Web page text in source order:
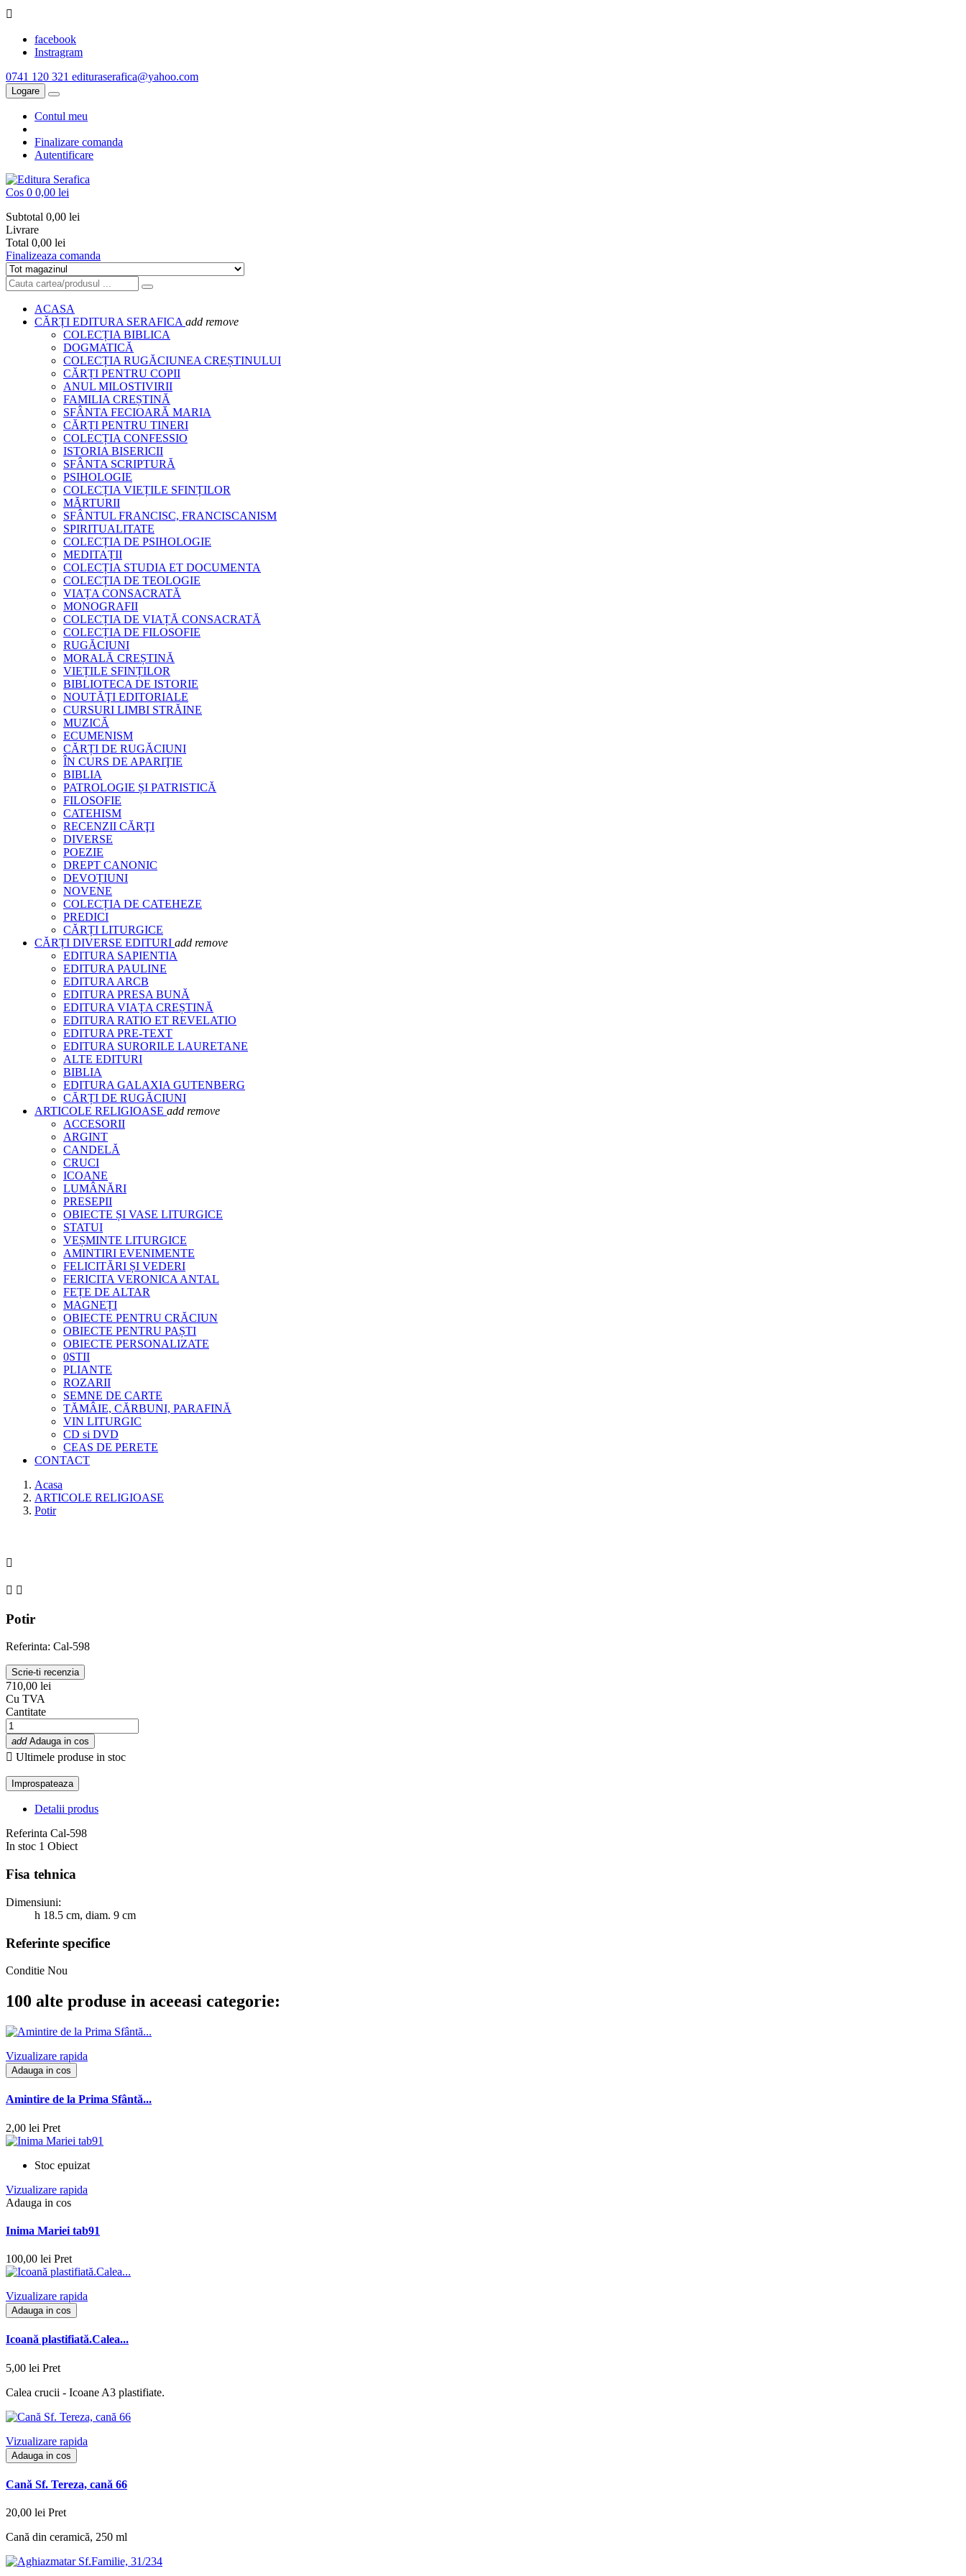

facebook
Instragram
0741 120 321 edituraserafica@yahoo.com
Logare
Contul meu
Finalizare comanda
Autentificare
Cos 0 0,00 lei
Subtotal 0,00 lei
Livrare
Total 0,00 lei
Finalizeaza comanda
ACASA
CĂRȚI EDITURA SERAFICA add remove
COLECȚIA BIBLICA
DOGMATICĂ
COLECȚIA RUGĂCIUNEA CREȘTINULUI
CĂRȚI PENTRU COPII
ANUL MILOSTIVIRII
FAMILIA CREȘTINĂ
SFÂNTA FECIOARĂ MARIA
CĂRȚI PENTRU TINERI
COLECȚIA CONFESSIO
ISTORIA BISERICII
SFÂNTA SCRIPTURĂ
PSIHOLOGIE
COLECȚIA VIEȚILE SFINȚILOR
MĂRTURII
SFÂNTUL FRANCISC, FRANCISCANISM
SPIRITUALITATE
COLECȚIA DE PSIHOLOGIE
MEDITAȚII
COLECȚIA STUDIA ET DOCUMENTA
COLECȚIA DE TEOLOGIE
VIAȚA CONSACRATĂ
MONOGRAFII
COLECȚIA DE VIAȚĂ CONSACRATĂ
COLECȚIA DE FILOSOFIE
RUGĂCIUNI
MORALĂ CREȘTINĂ
VIEȚILE SFINȚILOR
BIBLIOTECA DE ISTORIE
NOUTĂŢI EDITORIALE
CURSURI LIMBI STRĂINE
MUZICĂ
ECUMENISM
CĂRȚI DE RUGĂCIUNI
ÎN CURS DE APARIŢIE
BIBLIA
PATROLOGIE ȘI PATRISTICĂ
FILOSOFIE
CATEHISM
RECENZII CĂRŢI
DIVERSE
POEZIE
DREPT CANONIC
DEVOȚIUNI
NOVENE
COLECȚIA DE CATEHEZE
PREDICI
CĂRȚI LITURGICE
CĂRȚI DIVERSE EDITURI add remove
EDITURA SAPIENTIA
EDITURA PAULINE
EDITURA ARCB
EDITURA PRESA BUNĂ
EDITURA VIAȚA CREȘTINĂ
EDITURA RATIO ET REVELATIO
EDITURA PRE-TEXT
EDITURA SURORILE LAURETANE
ALTE EDITURI
BIBLIA
EDITURA GALAXIA GUTENBERG
CĂRȚI DE RUGĂCIUNI
ARTICOLE RELIGIOASE add remove
ACCESORII
ARGINT
CANDELĂ
CRUCI
ICOANE
LUMÂNĂRI
PRESEPII
OBIECTE ȘI VASE LITURGICE
STATUI
VEȘMINTE LITURGICE
AMINTIRI EVENIMENTE
FELICITĂRI ȘI VEDERI
FERICITA VERONICA ANTAL
FEȚE DE ALTAR
MAGNEȚI
OBIECTE PENTRU CRĂCIUN
OBIECTE PENTRU PAȘTI
OBIECTE PERSONALIZATE
0STII
PLIANTE
ROZARII
SEMNE DE CARTE
TĂMÂIE, CĂRBUNI, PARAFINĂ
VIN LITURGIC
CD si DVD
CEAS DE PERETE
CONTACT
Acasa
ARTICOLE RELIGIOASE
Potir

 
Potir
Referinta: Cal-598
Scrie-ti recenzia
710,00 lei
Cu TVA
Cantitate
add Adauga in cos
 Ultimele produse in stoc
Detalii produs
Referinta Cal-598
In stoc 1 Obiect
Fisa tehnica
Dimensiuni:
h 18.5 cm, diam. 9 cm
Referinte specifice
Conditie Nou
100 alte produse in aceeasi categorie:
Vizualizare rapida
Adauga in cos
Amintire de la Prima Sfântă...
2,00 lei Pret
Stoc epuizat
Vizualizare rapida
Adauga in cos
Inima Mariei tab91
100,00 lei Pret
Vizualizare rapida
Adauga in cos
Icoană plastifiată.Calea...
5,00 lei Pret
Calea crucii - Icoane A3 plastifiate.
Vizualizare rapida
Adauga in cos
Cană Sf. Tereza, cană 66
20,00 lei Pret
Cană din ceramică, 250 ml